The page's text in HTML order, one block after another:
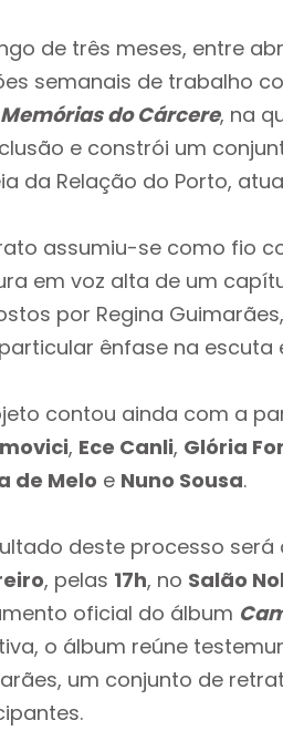
de três meses, entre
semanais de trabalho
Memórias do Cárcere, na
e constrói um
da Relação do Porto,
assumiu-se como fio
em voz alta de um
por Regina
ênfase na escuta
contou ainda com a
, Ece Canli, Glória
de Melo e Nuno Sousa.
deste processo
, pelas 17h, no Salão
oficial do álbum
o álbum reúne
um conjunto de